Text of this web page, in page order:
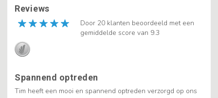
Reviews
Door 20 klanten beoordeeld met een
gemiddelde score van 9.3
Spannend optreden
Tim heeft een mooi en spannend optreden verzorgd op ons